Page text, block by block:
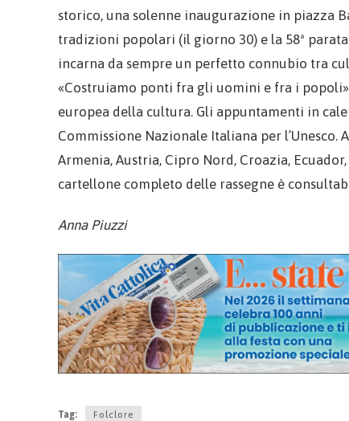
storico, una solenne inaugurazione in piazza
tradizioni popolari (il giorno 30) e la 58ª
incarna da sempre un perfetto connubio tra
«Costruiamo ponti fra gli uomini e fra i
europea della cultura. Gli appuntamenti in
Commissione Nazionale Italiana per
Armenia, Austria, Cipro Nord, Croazia,
cartellone completo delle rassegne è
Anna Piuzzi
Tag: Folclore